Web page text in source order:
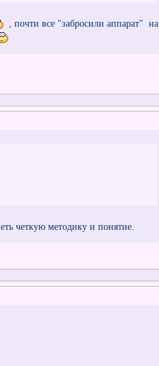
, почти все "забросили аппарат" на
четкую методику и понятие.